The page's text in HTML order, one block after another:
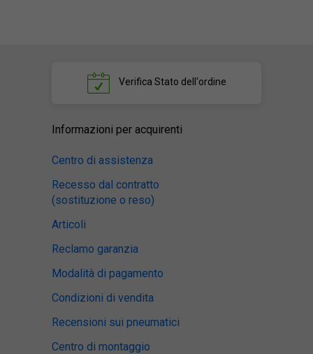
Verifica Stato dell'ordine
Informazioni per acquirenti
Centro di assistenza
Recesso dal contratto
(sostituzione o reso)
Articoli
Reclamo garanzia
Modalità di pagamento
Condizioni di vendita
Recensioni sui pneumatici
Centro di montaggio